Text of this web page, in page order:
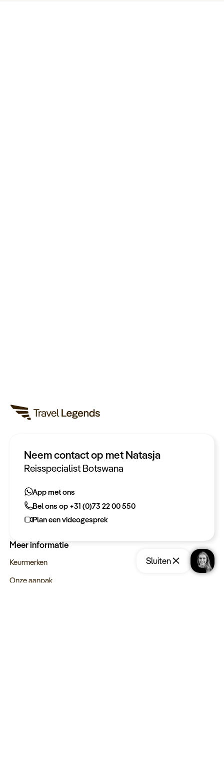
Sluiten
Neem contact op met Natasja
Reisspecialist Botswana
App met ons
Bel ons op +31 (0)73 22 00 550
Plan een videogesprek
Heeft u een vraag?
Bel ons op +31 (0)73 22 00 550
Plan een videogesprek
Meer informatie
Keurmerken
Onze aanpak